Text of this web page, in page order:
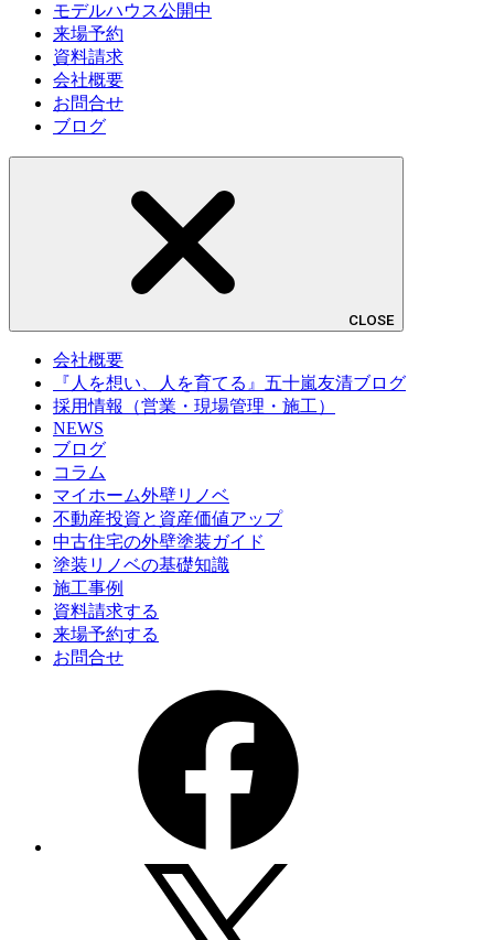
モデルハウス公開中
来場予約
資料請求
会社概要
お問合せ
ブログ
CLOSE
会社概要
『人を想い、人を育てる』五十嵐友清ブログ
採用情報（営業・現場管理・施工）
NEWS
ブログ
コラム
マイホーム外壁リノベ
不動産投資と資産価値アップ
中古住宅の外壁塗装ガイド
塗装リノベの基礎知識
施工事例
資料請求する
来場予約する
お問合せ